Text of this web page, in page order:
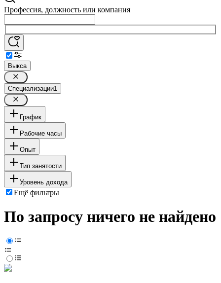
Профессия, должность или компания
Выкса
Специализации1
График
Рабочие часы
Опыт
Тип занятости
Уровень дохода
Ещё фильтры
По запросу ничего не найдено